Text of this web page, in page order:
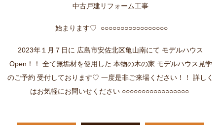
中古戸建リフォーム工事
始まります♡ ○○○○○○○○○○○○○○○○○
2023年１月７日に 広島市安佐北区亀山南にて モデルハウス
Open！！ 全て無垢材を使用した 本物の木の家 モデルハウス見学
のご予約 受付しております♡ 一度是非ご来場ください！！ 詳しく
はお気軽にお問いせください ○○○○○○○○○○○○○○○○○